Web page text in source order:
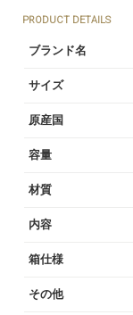
PRODUCT DETAILS
ブランド名
サイズ
原産国
容量
材質
内容
箱仕様
その他